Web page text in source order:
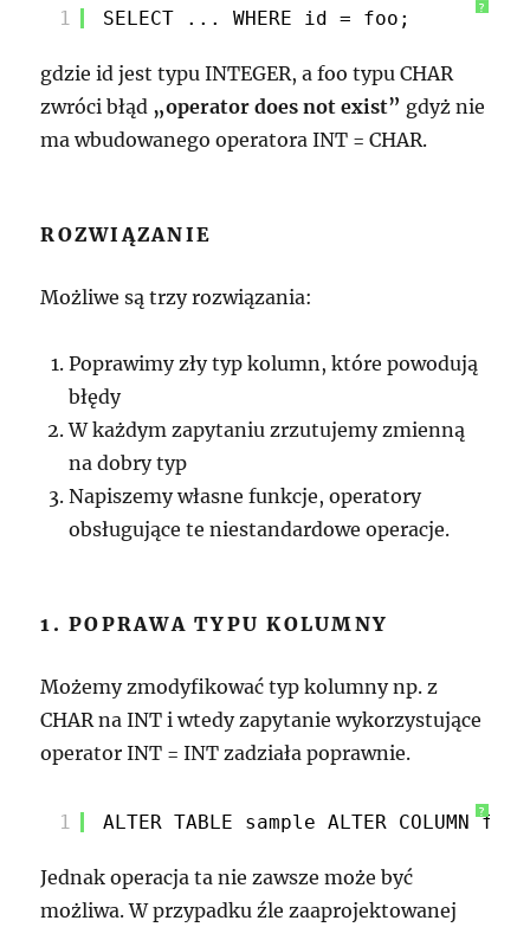
?
1 SELECT ... WHERE id = foo;
gdzie id jest typu INTEGER, a foo typu CHAR
zwróci błąd „operator does not exist” gdyż nie
ma wbudowanego operatora INT = CHAR.
ROZWIĄZANIE
Możliwe są trzy rozwiązania:
Poprawimy zły typ kolumn, które powodują
błędy
W każdym zapytaniu zrzutujemy zmienną
na dobry typ
Napiszemy własne funkcje, operatory
obsługujące te niestandardowe operacje.
1. POPRAWA TYPU KOLUMNY
Możemy zmodyfikować typ kolumny np. z
CHAR na INT i wtedy zapytanie wykorzystujące
operator INT = INT zadziała poprawnie.
?
1 ALTER TABLE sample ALTER COLUMN foo
Jednak operacja ta nie zawsze może być
możliwa. W przypadku źle zaaprojektowanej